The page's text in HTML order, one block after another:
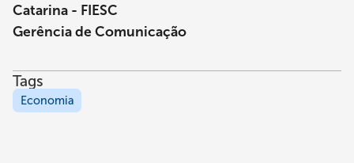
Catarina - FIESC
Gerência de Comunicação
Tags
Economia